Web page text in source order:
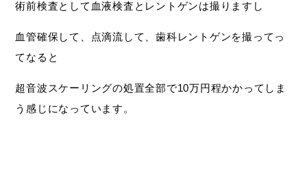
術前検査として血液検査とレントゲンは撮りますし
血管確保して、点滴流して、歯科レントゲンを撮ってっ
てなると
超音波スケーリングの処置全部で10万円程かかってしま
う感じになっています。